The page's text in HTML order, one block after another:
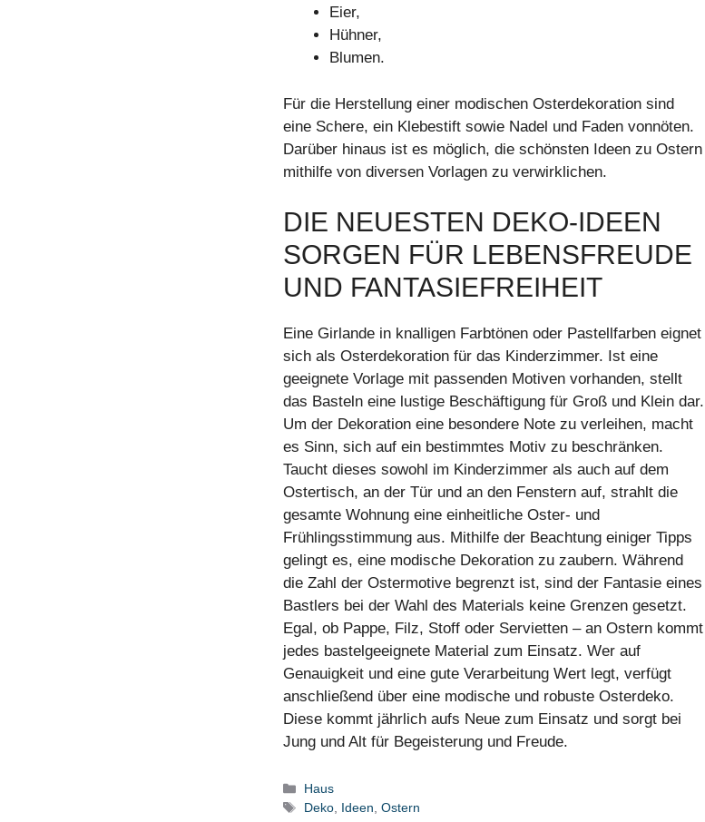
Eier,
Hühner,
Blumen.
Für die Herstellung einer modischen Osterdekoration sind
eine Schere, ein Klebestift sowie Nadel und Faden vonnöten.
Darüber hinaus ist es möglich, die schönsten Ideen zu Ostern
mithilfe von diversen Vorlagen zu verwirklichen.
DIE NEUESTEN DEKO-IDEEN
SORGEN FÜR LEBENSFREUDE
UND FANTASIEFREIHEIT
Eine Girlande in knalligen Farbtönen oder Pastellfarben eignet
sich als Osterdekoration für das Kinderzimmer. Ist eine
geeignete Vorlage mit passenden Motiven vorhanden, stellt
das Basteln eine lustige Beschäftigung für Groß und Klein dar.
Um der Dekoration eine besondere Note zu verleihen, macht
es Sinn, sich auf ein bestimmtes Motiv zu beschränken.
Taucht dieses sowohl im Kinderzimmer als auch auf dem
Ostertisch, an der Tür und an den Fenstern auf, strahlt die
gesamte Wohnung eine einheitliche Oster- und
Frühlingsstimmung aus. Mithilfe der Beachtung einiger Tipps
gelingt es, eine modische Dekoration zu zaubern. Während
die Zahl der Ostermotive begrenzt ist, sind der Fantasie eines
Bastlers bei der Wahl des Materials keine Grenzen gesetzt.
Egal, ob Pappe, Filz, Stoff oder Servietten ‒ an Ostern kommt
jedes bastelgeeignete Material zum Einsatz. Wer auf
Genauigkeit und eine gute Verarbeitung Wert legt, verfügt
anschließend über eine modische und robuste Osterdeko.
Diese kommt jährlich aufs Neue zum Einsatz und sorgt bei
Jung und Alt für Begeisterung und Freude.
Kategorien
Haus
Schlagwörter
Deko, Ideen,Ostern